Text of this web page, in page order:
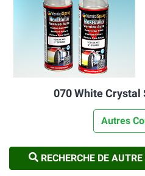
070 White
Autres
RECHERCHE DE